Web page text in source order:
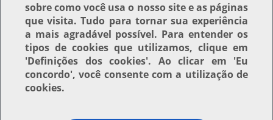
sobre como você usa o nosso site e as páginas
que visita. Tudo para tornar sua experiência
a mais agradável possível. Para entender os
tipos de cookies que utilizamos, clique em
'Definições dos cookies'. Ao clicar em 'Eu
concordo', você consente com a utilização de
cookies.